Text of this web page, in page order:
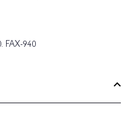
FAX-940